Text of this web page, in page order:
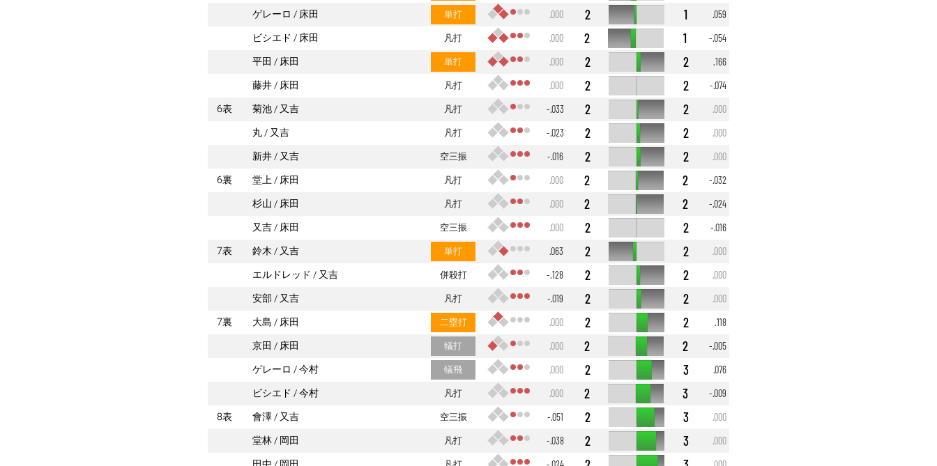
ゲレーロ 床田 単打 .000 2 1 .059
ビシエド 床田 凡打 .000 2 1 -.054
平田 床田 単打 .000 2 2 .166
藤井 床田 凡打 .000 2 2 -.074
6表 菊池 又吉 凡打 -.033 2 2 .000
丸 又吉 凡打 -.023 2 2 .000
新井 又吉 空三振 -.016 2 2 .000
6裏 堂上 床田 凡打 .000 2 2 -.032
杉山 床田 凡打 .000 2 2 -.024
又吉 床田 空三振 .000 2 2 -.016
7表 鈴木 又吉 単打 .063 2 2 .000
エルドレッド 又吉 併殺打 -.128 2 2 .000
安部 又吉 凡打 -.019 2 2 .000
7裏 大島 床田 二塁打 .000 2 2 .118
京田 床田 犠打 .000 2 2 -.005
ゲレーロ 今村 犠飛 .000 2 3 .076
ビシエド 今村 凡打 .000 2 3 -.009
8表 會澤 又吉 空三振 -.051 2 3 .000
堂林 岡田 凡打 -.038 2 3 .000